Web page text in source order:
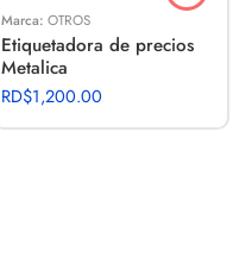
Marca: OTROS
Etiquetadora de precios
Metalica
RD$1,200.00